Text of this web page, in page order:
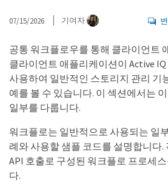
07/15/2026 기여자
공통 워크플로우를 통해 클라이언트
클라이언트 애플리케이션이 Active
사용하여 일반적인 스토리지 관리 기
예를 볼 수 있습니다. 이 섹션에서는
일부를 다룹니다.
워크플로는 일반적으로 사용되는 일
례와 사용할 샘플 코드를 설명합니다.
API 호출로 구성된 워크플로 프로세
다.